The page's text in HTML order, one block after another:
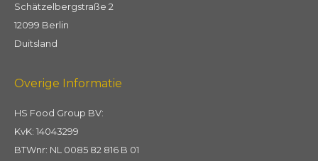
Schätzelbergstraße 2
12099 Berlin
Duitsland
Overige Informatie
HS Food Group BV:
KvK: 14043299
BTWnr: NL 0085 82 816 B 01